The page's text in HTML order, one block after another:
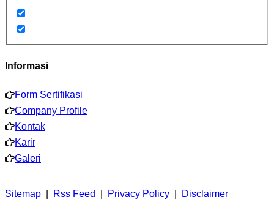
Informasi
Form Sertifikasi
Company Profile
Kontak
Karir
Galeri
Sitemap Rss Feed Privacy Policy Disclaimer